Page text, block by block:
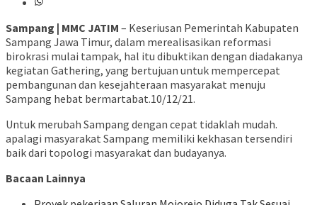
Sampang | MMC JATIM – Keseriusan Pemerintah Kabupaten
Sampang Jawa Timur, dalam merealisasikan reformasi
birokrasi mulai tampak, hal itu dibuktikan dengan diadakanya
kegiatan Gathering, yang bertujuan untuk mempercepat
pembangunan dan kesejahteraan masyarakat menuju
Sampang hebat bermartabat.10/12/21.
Untuk merubah Sampang dengan cepat tidaklah mudah.
apalagi masyarakat Sampang memiliki kekhasan tersendiri
baik dari topologi masyarakat dan budayanya.
Bacaan Lainnya